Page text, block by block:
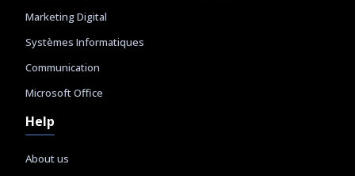
Marketing Digital
Systèmes Informatiques
Communication
Microsoft Office
Help
About us